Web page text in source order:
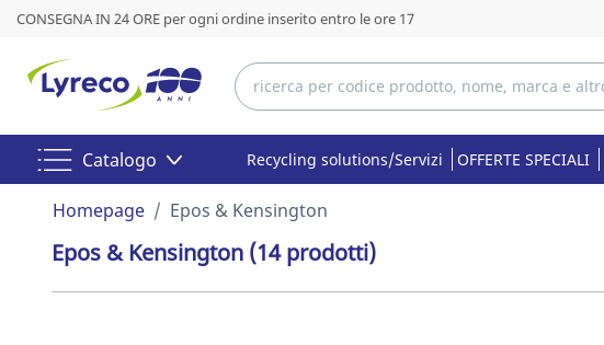
CONSEGNA IN 24 ORE per ogni ordine inserito entro le ore 17
Catalogo Recycling solutions/Servizi OFFERTE SPECIALI
Homepage Epos & Kensington
Epos & Kensington (14 prodotti)